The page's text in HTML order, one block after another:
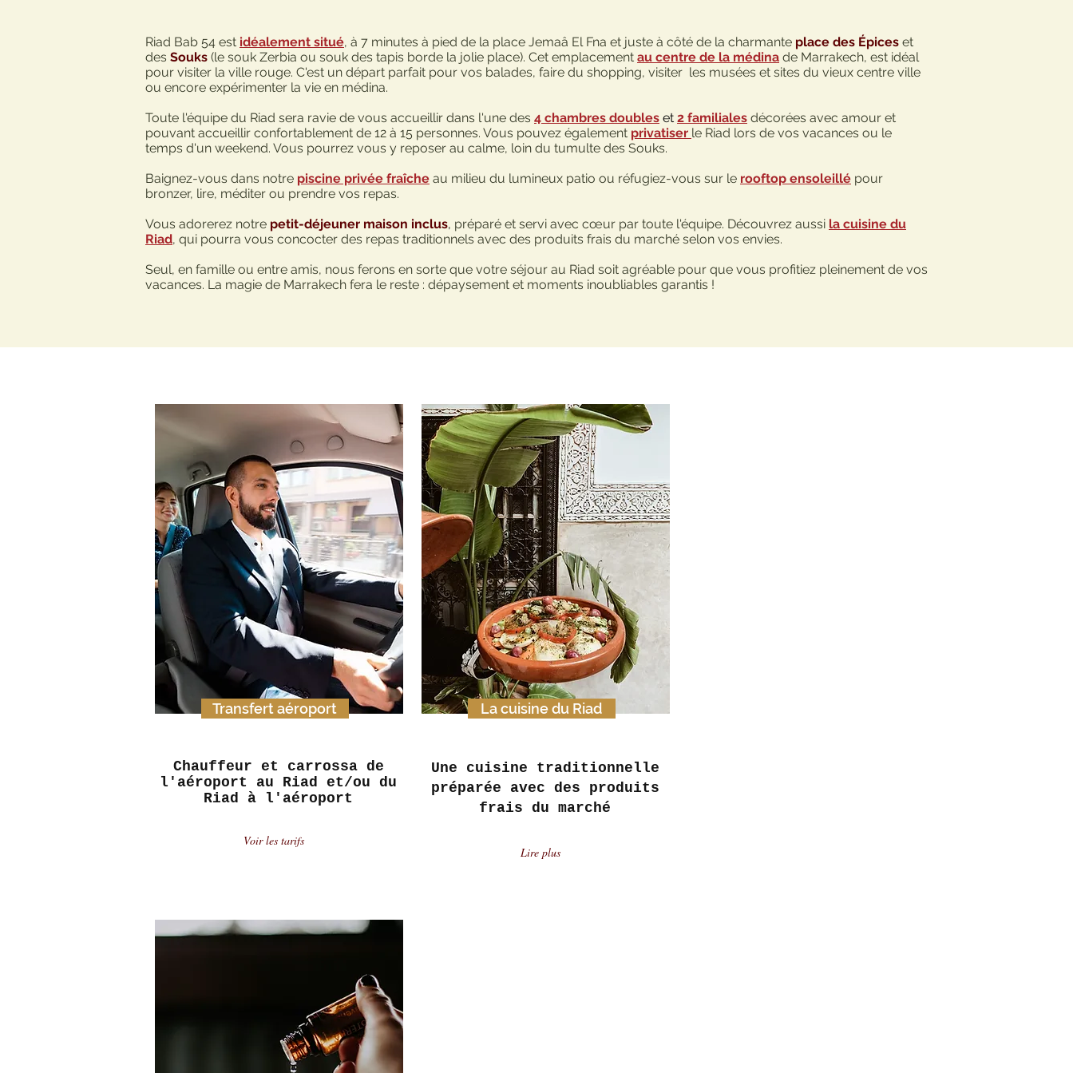
Riad Bab 54 est idéalement situé, à 7 minutes à pied de la place Jemaâ El Fna et juste à côté de la charmante place des Épices et
des Souks (le souk Zerbia ou souk des tapis borde la jolie place). Cet emplacement au centre de la médina de Marrakech, est idéal
pour visiter la ville rouge. C'est un départ parfait pour vos balades, faire du shopping, visiter les musées et sites du vieux centre ville
ou encore expérimenter la vie en médina.
Toute l'équipe du Riad sera ravie de vous accueillir dans l'une des 4 chambres doubles et 2 familiales décorées avec amour et
pouvant accueillir confortablement de 12 à 15 personnes. Vous pouvez également privatiser le Riad lors de vos vacances ou le
temps d'un weekend. Vous pourrez vous y reposer au calme, loin du tumulte des Souks.
Baignez-vous dans notre piscine privée fraîche au milieu du lumineux patio ou réfugiez-vous sur le rooftop ensoleillé pour
bronzer, lire, méditer ou prendre vos repas.
Vous adorerez notre petit-déjeuner maison inclus, préparé et servi avec cœur par toute l'équipe. Découvrez aussi la cuisine du
Riad, qui pourra vous concocter des repas traditionnels avec des produits frais du marché selon vos envies.
Seul, en famille ou entre amis, nous ferons en sorte que votre séjour au Riad soit agréable pour que vous profitiez pleinement de vos
vacances. La magie de Marrakech fera le reste : dépaysement et moments inoubliables garantis !
Transfert aéroport
Chauffeur et carrossa de
l'aéroport au Riad et/ou du
Riad à l'aéroport
Voir les tarifs
La cuisine du Riad
Une cuisine traditionnelle
préparée avec des produits
frais du marché
Lire plus